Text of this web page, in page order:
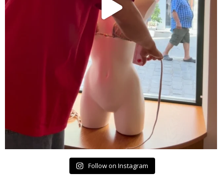
Follow on Instagram